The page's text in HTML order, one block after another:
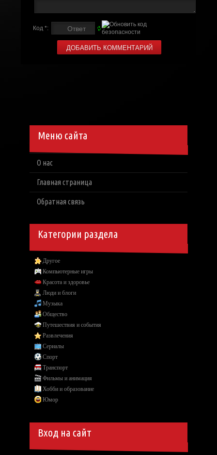
Код *:
Меню сайта
О нас
Главная страница
Обратная связь
Категории раздела
Другое
Компьютерные игры
Красота и здоровье
Люди и блоги
Музыка
Общество
Путешествия и события
Развлечения
Сериалы
Спорт
Транспорт
Фильмы и анимация
Хобби и образование
Юмор
Вход на сайт